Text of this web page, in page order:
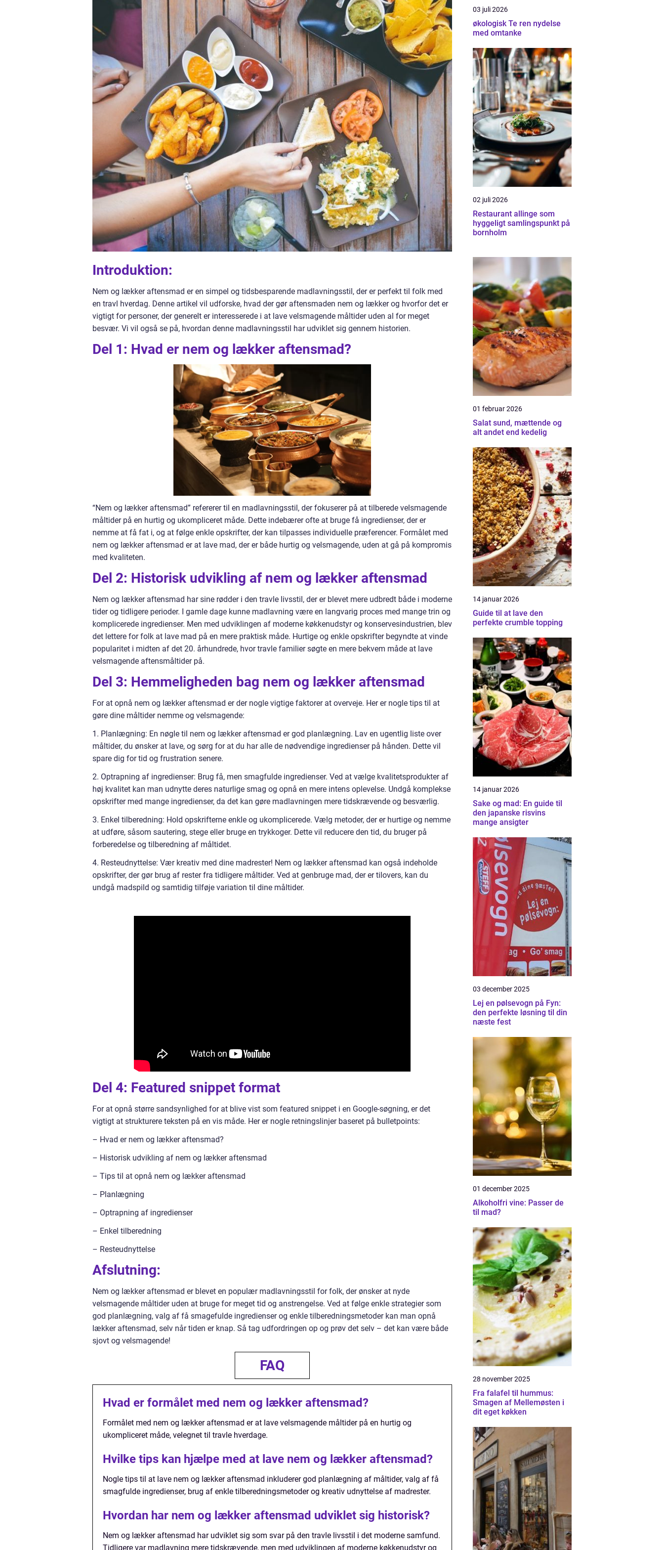
Introduktion:
Nem og lækker aftensmad er en simpel og tidsbesparende madlavningsstil, der er perfekt til folk med
en travl hverdag. Denne artikel vil udforske, hvad der gør aftensmaden nem og lækker og hvorfor det er
vigtigt for personer, der generelt er interesserede i at lave velsmagende måltider uden al for meget
besvær. Vi vil også se på, hvordan denne madlavningsstil har udviklet sig gennem historien.
Del 1: Hvad er nem og lækker aftensmad?
“Nem og lækker aftensmad” refererer til en madlavningsstil, der fokuserer på at tilberede velsmagende
måltider på en hurtig og ukompliceret måde. Dette indebærer ofte at bruge få ingredienser, der er
nemme at få fat i, og at følge enkle opskrifter, der kan tilpasses individuelle præferencer. Formålet med
nem og lækker aftensmad er at lave mad, der er både hurtig og velsmagende, uden at gå på kompromis
med kvaliteten.
Del 2: Historisk udvikling af nem og lækker aftensmad
Nem og lækker aftensmad har sine rødder i den travle livsstil, der er blevet mere udbredt både i moderne
tider og tidligere perioder. I gamle dage kunne madlavning være en langvarig proces med mange trin og
komplicerede ingredienser. Men med udviklingen af moderne køkkenudstyr og konservesindustrien, blev
det lettere for folk at lave mad på en mere praktisk måde. Hurtige og enkle opskrifter begyndte at vinde
popularitet i midten af det 20. århundrede, hvor travle familier søgte en mere bekvem måde at lave
velsmagende aftensmåltider på.
Del 3: Hemmeligheden bag nem og lækker aftensmad
For at opnå nem og lækker aftensmad er der nogle vigtige faktorer at overveje. Her er nogle tips til at
gøre dine måltider nemme og velsmagende:
1. Planlægning: En nøgle til nem og lækker aftensmad er god planlægning. Lav en ugentlig liste over
måltider, du ønsker at lave, og sørg for at du har alle de nødvendige ingredienser på hånden. Dette vil
spare dig for tid og frustration senere.
2. Optrapning af ingredienser: Brug få, men smagfulde ingredienser. Ved at vælge kvalitetsprodukter af
høj kvalitet kan man udnytte deres naturlige smag og opnå en mere intens oplevelse. Undgå komplekse
opskrifter med mange ingredienser, da det kan gøre madlavningen mere tidskrævende og besværlig.
3. Enkel tilberedning: Hold opskrifterne enkle og ukomplicerede. Vælg metoder, der er hurtige og nemme
at udføre, såsom sautering, stege eller bruge en trykkoger. Dette vil reducere den tid, du bruger på
forberedelse og tilberedning af måltidet.
4. Resteudnyttelse: Vær kreativ med dine madrester! Nem og lækker aftensmad kan også indeholde
opskrifter, der gør brug af rester fra tidligere måltider. Ved at genbruge mad, der er tilovers, kan du
undgå madspild og samtidig tilføje variation til dine måltider.
Del 4: Featured snippet format
For at opnå større sandsynlighed for at blive vist som featured snippet i en Google-søgning, er det
vigtigt at strukturere teksten på en vis måde. Her er nogle retningslinjer baseret på bulletpoints:
– Hvad er nem og lækker aftensmad?
– Historisk udvikling af nem og lækker aftensmad
– Tips til at opnå nem og lækker aftensmad
– Planlægning
– Optrapning af ingredienser
– Enkel tilberedning
– Resteudnyttelse
Afslutning:
Nem og lækker aftensmad er blevet en populær madlavningsstil for folk, der ønsker at nyde
velsmagende måltider uden at bruge for meget tid og anstrengelse. Ved at følge enkle strategier som
god planlægning, valg af få smagefulde ingredienser og enkle tilberedningsmetoder kan man opnå
lækker aftensmad, selv når tiden er knap. Så tag udfordringen op og prøv det selv – det kan være både
sjovt og velsmagende!
FAQ
Hvad er formålet med nem og lækker aftensmad?
Formålet med nem og lækker aftensmad er at lave velsmagende måltider på en hurtig og
ukompliceret måde, velegnet til travle hverdage.
Hvilke tips kan hjælpe med at lave nem og lækker aftensmad?
Nogle tips til at lave nem og lækker aftensmad inkluderer god planlægning af måltider, valg af få
smagfulde ingredienser, brug af enkle tilberedningsmetoder og kreativ udnyttelse af madrester.
Hvordan har nem og lækker aftensmad udviklet sig historisk?
Nem og lækker aftensmad har udviklet sig som svar på den travle livsstil i det moderne samfund.
Tidligere var madlavning mere tidskrævende, men med udviklingen af moderne køkkenudstyr og
03 juli 2026
økologisk Te ren nydelse
med omtanke
02 juli 2026
Restaurant allinge som
hyggeligt samlingspunkt på
bornholm
01 februar 2026
Salat sund, mættende og
alt andet end kedelig
14 januar 2026
Guide til at lave den
perfekte crumble topping
14 januar 2026
Sake og mad: En guide til
den japanske risvins
mange ansigter
03 december 2025
Lej en pølsevogn på Fyn:
den perfekte løsning til din
næste fest
01 december 2025
Alkoholfri vine: Passer de
til mad?
28 november 2025
Fra falafel til hummus:
Smagen af Mellemøsten i
dit eget køkken